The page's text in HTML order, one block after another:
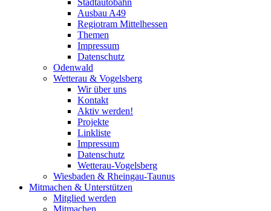
Stadtautobahn
Ausbau A49
Regiotram Mittelhessen
Themen
Impressum
Datenschutz
Odenwald
Wetterau & Vogelsberg
Wir über uns
Kontakt
Aktiv werden!
Projekte
Linkliste
Impressum
Datenschutz
Wetterau-Vogelsberg
Wiesbaden & Rheingau-Taunus
Mitmachen & Unterstützen
Mitglied werden
Mitmachen